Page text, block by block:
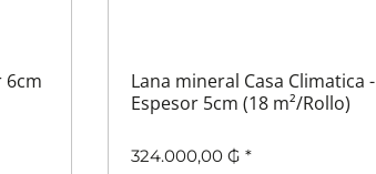
6cm
Lana mineral Casa Climatica -
Espesor 5cm (18 m²/Rollo)
324.000,00 ₲ *